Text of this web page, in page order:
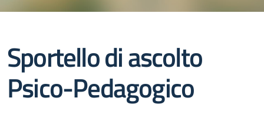
Sportello di ascolto
Psico-Pedagogico